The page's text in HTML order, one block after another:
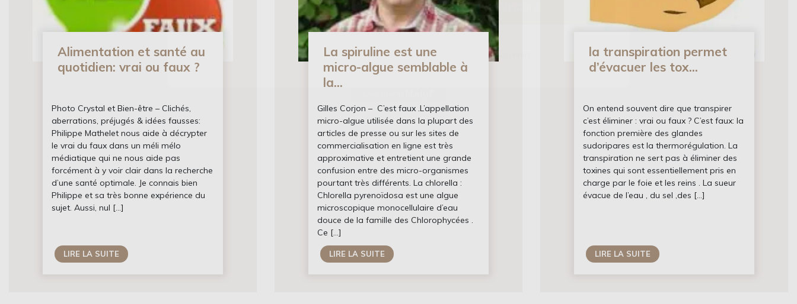
Alimentation et santé au
quotidien: vrai ou faux ?
Photo Crystal et Bien-être – Clichés,
aberrations, préjugés & idées fausses:
Philippe Mathelet nous aide à décrypter
le vrai du faux dans un méli mélo
médiatique qui ne nous aide pas
forcément à y voir clair dans la recherche
d’une santé optimale. Je connais bien
Philippe et sa très bonne expérience du
sujet. Aussi, nul […]
LIRE LA SUITE
La spiruline est une
micro-algue semblable à
la...
Gilles Corjon – C’est faux .L’appellation
micro-algue utilisée dans la plupart des
articles de presse ou sur les sites de
commercialisation en ligne est très
approximative et entretient une grande
confusion entre des micro-organismes
pourtant très différents. La chlorella :
Chlorella pyrenoïdosa est une algue
microscopique monocellulaire d’eau
douce de la famille des Chlorophycées .
Ce […]
LIRE LA SUITE
la transpiration permet
d’évacuer les tox...
On entend souvent dire que transpirer
c’est éliminer : vrai ou faux ? C’est faux: la
fonction première des glandes
sudoripares est la thermorégulation. La
transpiration ne sert pas à éliminer des
toxines qui sont essentiellement pris en
charge par le foie et les reins . La sueur
évacue de l’eau , du sel ,des […]
LIRE LA SUITE